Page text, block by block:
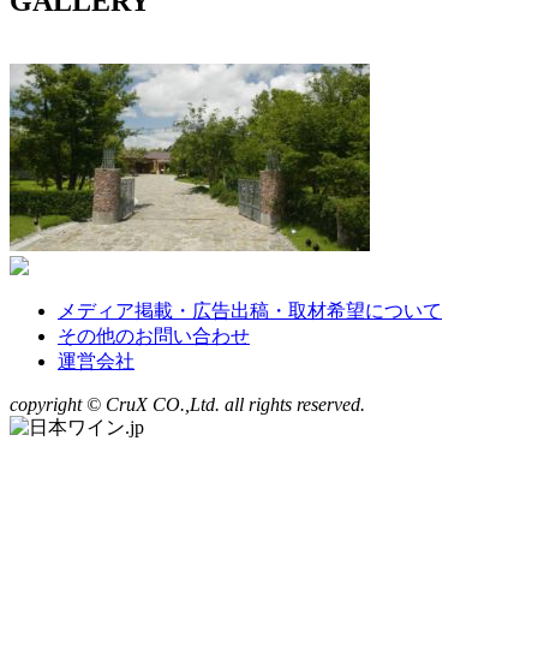
メディア掲載・広告出稿・取材希望について
その他のお問い合わせ
運営会社
copyright © CruX CO.,Ltd. all rights reserved.